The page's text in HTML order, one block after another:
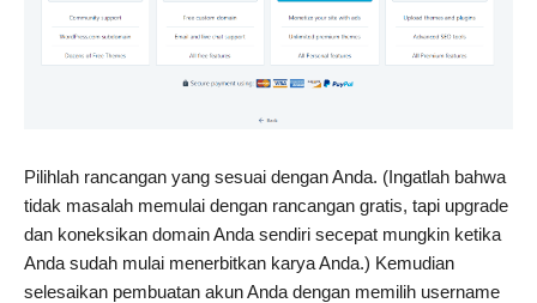
Pilihlah rancangan yang sesuai dengan Anda. (Ingatlah bahwa
tidak masalah memulai dengan rancangan gratis, tapi upgrade
dan koneksikan domain Anda sendiri secepat mungkin ketika
Anda sudah mulai menerbitkan karya Anda.) Kemudian
selesaikan pembuatan akun Anda dengan memilih username